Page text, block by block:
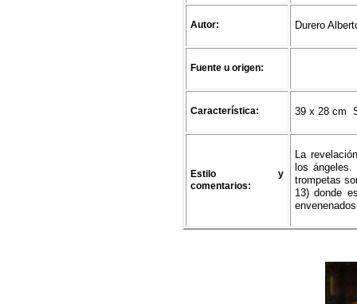
Autor: Durero
Fuente u origen:
Característica: 39 x 28 cm
Estilo y
comentarios:
La
los
trompetas
13) donde